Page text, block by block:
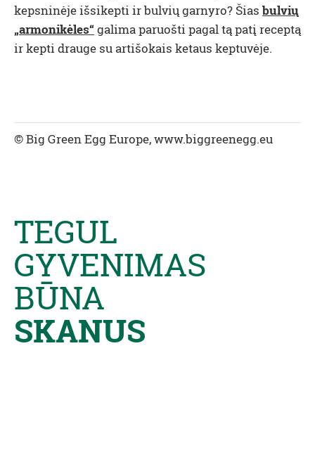
kepsninėje išsikepti ir bulvių garnyro? Šiasbulvių
„armonikėles“ galima paruošti pagal tą patį receptą
ir kepti drauge su artišokais ketaus keptuvėje.
© Big Green Egg Europe, www.biggreenegg.eu
TEGUL
GYVENIMAS
BŪNA
SKANUS